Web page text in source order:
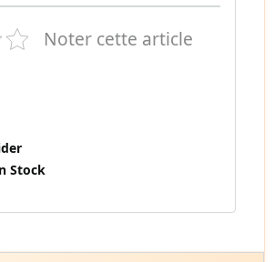
Noter cette article
Stock